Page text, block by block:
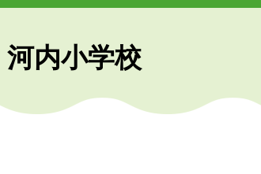
河内小学校